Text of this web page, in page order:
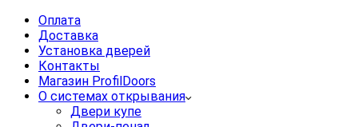
Оплата
Доставка
Установка дверей
Контакты
Магазин ProfilDoors
О системах открывания
Двери купе